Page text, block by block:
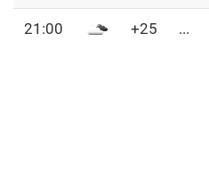
21:00 +25 ...